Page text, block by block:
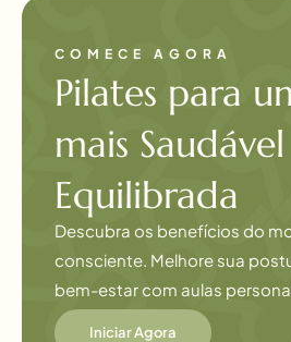
COMECE AGORA
Pilates para
mais
Equilibrada
Descubra os benefícios do
consciente. Melhore sua
bem-estar com aulas
Iniciar Agora